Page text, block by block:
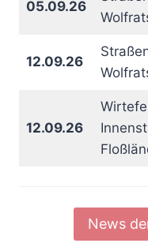
05.09.26
12.09.26
12.09.26
News